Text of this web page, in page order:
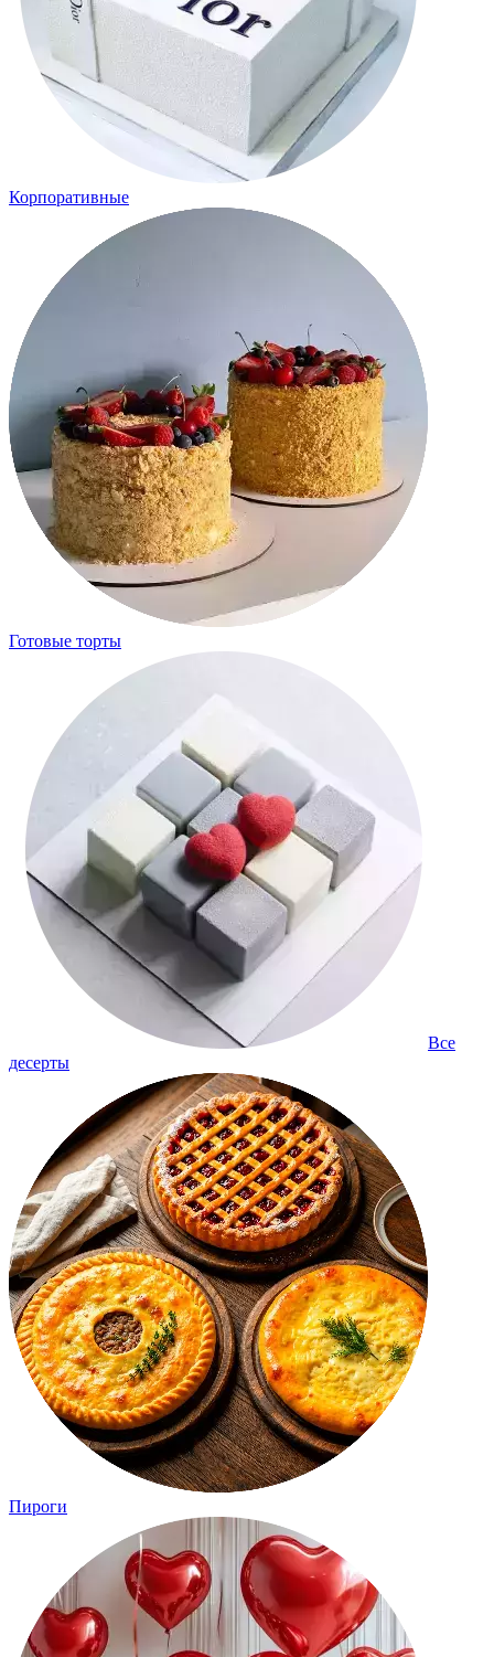
Корпоративные
Готовые торты
Все
десерты
Пироги